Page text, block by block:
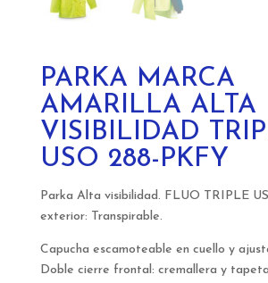
PARKA MARCA
AMARILLA ALTA
VISIBILIDAD
USO 288-PKFY
Parka Alta visibilidad. FLUO TRIPLE
exterior: Transpirable.
Capucha escamoteable en cuello y
Doble cierre frontal: cremallera y